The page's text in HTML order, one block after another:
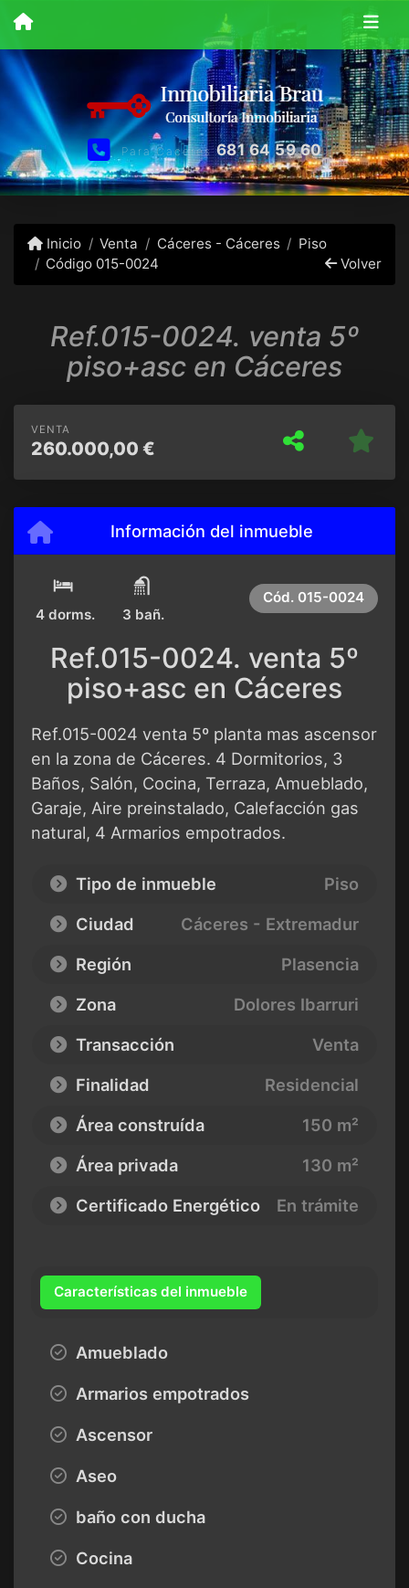
Para Caceres681 64 59 60
Inicio Venta Cáceres - Cáceres
Piso
Código 015-0024
Volver
Ref.015-0024. venta 5º
piso+asc en Cáceres
VENTA
260.000,00 €
Información del inmueble
4 dorms. 3 bañ.
Cód. 015-0024
Ref.015-0024. venta 5º
piso+asc en Cáceres
Ref.015-0024 venta 5º planta mas ascensor
en la zona de Cáceres. 4 Dormitorios, 3
Baños, Salón, Cocina, Terraza, Amueblado,
Garaje, Aire preinstalado, Calefacción gas
natural, 4 Armarios empotrados.
Tipo de inmueble
Piso
Ciudad
Cáceres - Extremadur
Región
Plasencia
Zona
Dolores Ibarruri
Transacción
Venta
Finalidad
Residencial
Área construída
150 m²
Área privada
130 m²
Certificado Energético
En trámite
Características del inmueble
Amueblado
Armarios empotrados
Ascensor
Aseo
baño con ducha
Cocina